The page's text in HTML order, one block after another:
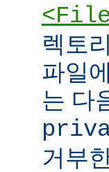
렉토
파일
는 다
거부